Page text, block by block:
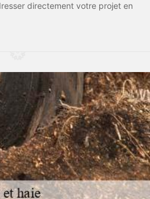
directement votre projet en